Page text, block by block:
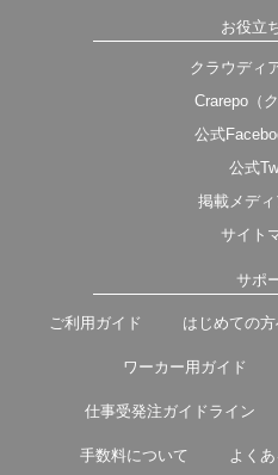
お役立
クラウディ
Crarepo（
公式
公式
掲載メデ
サイト
サポ
ご利用ガイド はじめての
ワーカー用ガイド
仕事受発注ガイドライン
手数料について よく